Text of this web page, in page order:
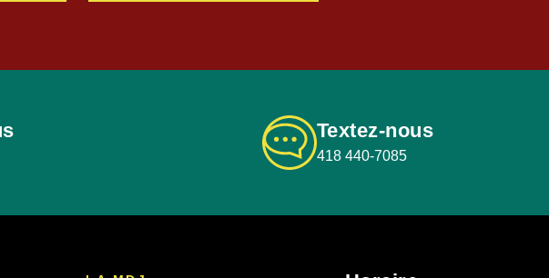
Textez-nous
418 440-7085